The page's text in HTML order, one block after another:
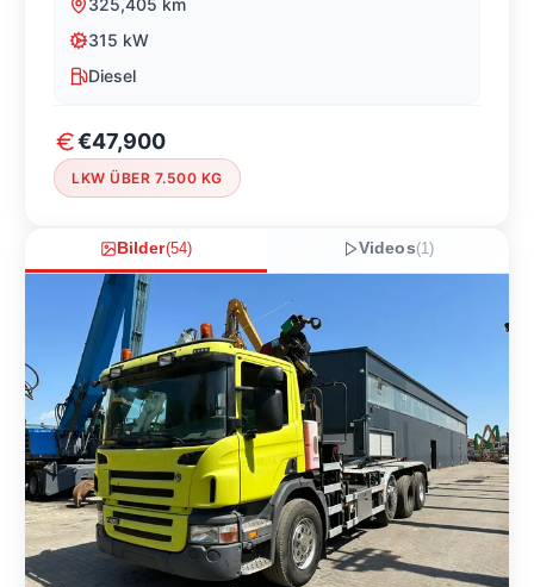
315 kW
Diesel
€47,900
LKW ÜBER 7.500 KG
Bilder(54) Videos(1)